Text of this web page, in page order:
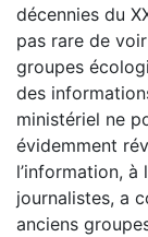
décennies du
pas rare de
groupes
des
ministériel ne
évidemment
l’information,
journalistes, a
anciens